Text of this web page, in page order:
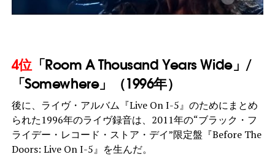
4位 「Room A Thousand Years Wide」/
「Somewhere」（1996年）
後に、ライヴ・アルバム『Live On I-5』のためにまとめ
られた1996年のライヴ録音は、2011年の“ブラック・フ
ライデー・レコード・ストア・デイ”限定盤『Before The
Doors: Live On I-5』を生んだ。